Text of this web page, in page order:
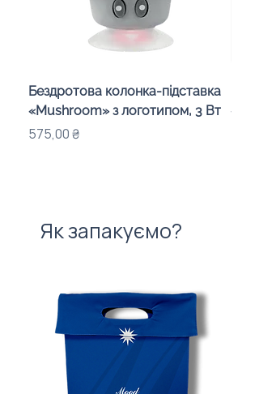
Бездротова колонка-підставка
«Mushroom» з логотипом, 3 Вт
Ціна
575,00 ₴
Як запакуємо?